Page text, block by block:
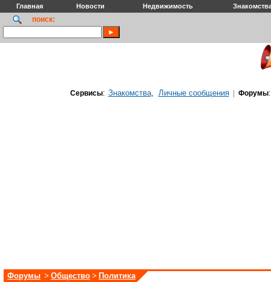
Главная Новости Недвижимость
поиск:
Сервисы: Знакомства, Личные сообщения| Форумы:
Форумы > Общество > Политика